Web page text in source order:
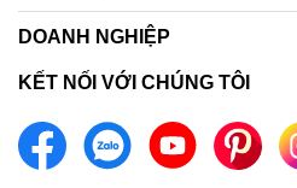
DOANH NGHIỆP
KẾT NỐI VỚI CHÚNG TÔI